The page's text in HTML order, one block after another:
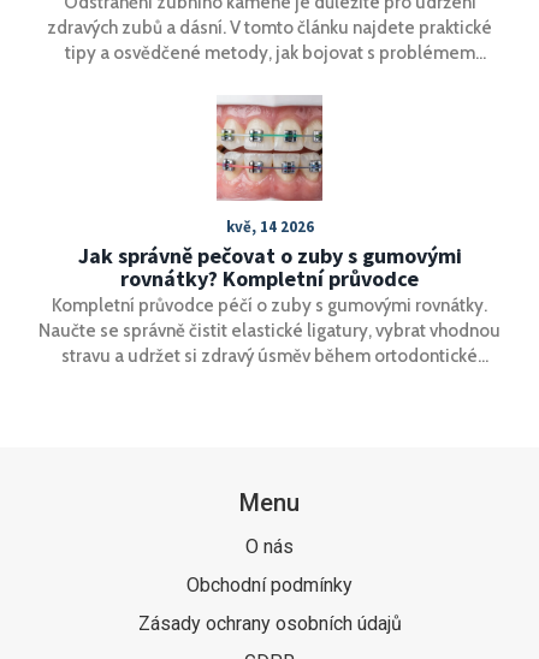
zdravých zubů a dásní. V tomto článku najdete praktické
tipy a osvědčené metody, jak bojovat s problémem
znovu nevytvářel. Přečtěte si, co můžete dělat doma a kdy
je třeba navštívit zubaře.
kvě, 14 2026
Jak správně pečovat o zuby s gumovými
rovnátky? Kompletní průvodce
Kompletní průvodce péčí o zuby s gumovými rovnátky.
Naučte se správně čistit elastické ligatury, vybrat vhodnou
stravu a udržet si zdravý úsměv během ortodontické
Menu
O nás
Obchodní podmínky
Zásady ochrany osobních údajů